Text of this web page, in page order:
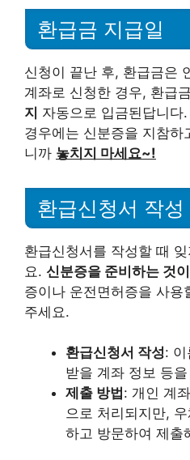
환급금 지급일
신청이 끝난 후, 환급금은
계좌로 신청한 경우, 환급
지 자동으로 입금된답니
경우에는 신분증을 지참하
니까 놓치지 마세요~!
환급신청서 작
환급신청서를 작성할 때
요. 신분증을 준비하는 것
증이나 운전면허증을 사용
주세요.
환급신청서 작성:
받을 계좌 정보 등
제출 방법 : 개인 계
으로 처리되지만,
하고 방문하여 제출